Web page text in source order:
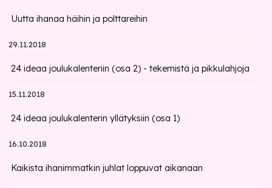
Uutta ihanaa häihin ja polttareihin
29.11.2018
24 ideaa joulukalenteriin (osa 2) - tekemistä ja pikkulahjoja
15.11.2018
24 ideaa joulukalenterin yllätyksiin (osa 1)
16.10.2018
Kaikista ihanimmatkin juhlat loppuvat aikanaan